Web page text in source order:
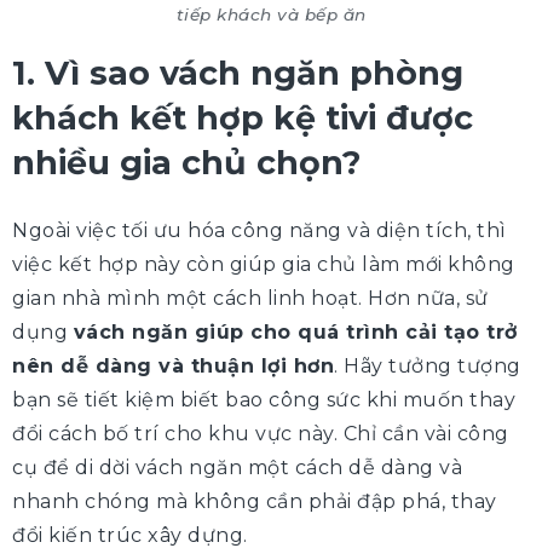
tiếp khách và bếp ăn
1. Vì sao vách ngăn phòng
khách kết hợp kệ tivi được
nhiều gia chủ chọn?
Ngoài việc tối ưu hóa công năng và diện tích, thì
việc kết hợp này còn giúp gia chủ làm mới không
gian nhà mình một cách linh hoạt. Hơn nữa, sử
dụng vách ngăn giúp cho quá trình cải tạo trở
nên dễ dàng và thuận lợi hơn. Hãy tưởng tượng
bạn sẽ tiết kiệm biết bao công sức khi muốn thay
đổi cách bố trí cho khu vực này. Chỉ cần vài công
cụ để di dời vách ngăn một cách dễ dàng và
nhanh chóng mà không cần phải đập phá, thay
đổi kiến trúc xây dựng.